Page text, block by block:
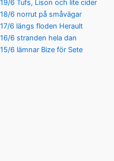
19/6 Tufs, Lison och lite cider
18/6 norrut på småvägar
17/6 längs floden Herault
16/6 stranden hela dan
15/6 lämnar Bize för Sete